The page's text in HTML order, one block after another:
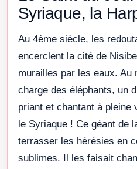
Syriaque, la
Au 4ème siècle, les
encerclent la cité de
murailles par les eaux. Au
charge des éléphants, un
priant et chantant à pleine
le Syriaque ! Ce géant de
terrasser les hérésies en
sublimes. Il les faisait